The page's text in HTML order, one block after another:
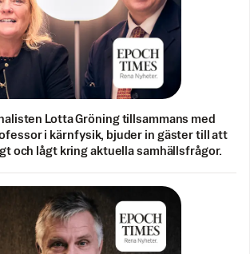
Lotta Gröning tillsammans med
i kärnfysik, bjuder in gäster till att
och lågt kring aktuella samhällsfrågor.